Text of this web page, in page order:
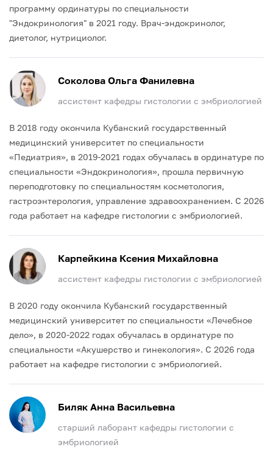
программу ординатуры по специальности
"Эндокринология" в 2021 году. Врач-эндокринолог,
диетолог, нутрициолог.
Соколова Ольга Фанилевна
ассистент кафедры гистологии с эмбриологией
В 2018 году окончила Кубанский государственный
медицинский университет по специальности
«Педиатрия», в 2019-2021 годах обучалась в ординатуре по
специальности «Эндокринология», прошла первичную
переподготовку по специальностям косметология,
гастроэнтерология, управление здравоохранением. С 2026
года работает на кафедре гистологии с эмбриологией.
Карпейкина Ксения Михайловна
ассистент кафедры гистологии с эмбриологией
В 2020 году окончила Кубанский государственный
медицинский университет по специальности «Лечебное
дело», в 2020-2022 годах обучалась в ординатуре по
специальности «Акушерство и гинекология». С 2026 года
работает на кафедре гистологии с эмбриологией.
Биляк Анна Васильевна
старший лаборант кафедры гистологии с
эмбриологией